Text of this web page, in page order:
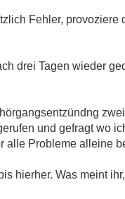
Fehler,
drei Tagen wieder
und gefragt wo
alle Probleme alleine
hierher. Was meint